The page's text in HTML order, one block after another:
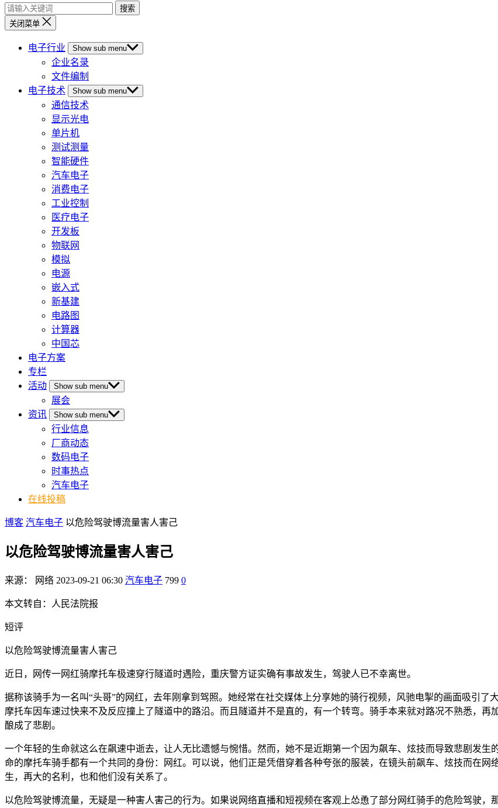
搜索
关闭菜单
电子行业 Show sub menu
企业名录
文件编制
电子技术
Show sub menu
通信技术
显示光电
单片机
测试测量
智能硬件
汽车电子
消费电子
工业控制
医疗电子
开发板
物联网
模拟
电源
嵌入式
新基建
电路图
计算器
中国芯
电子方案
专栏
活动
Show sub menu
展会
资讯
Show sub menu
行业信息
厂商动态
数码电子
时事热点
汽车电子
在线投稿
博客 汽车电子 以危险驾驶博流量害人害己
以危险驾驶博流量害人害己
来源： 网络 2023-09-21 06:30 汽车电子 799 0
本文转自：人民法院报
短评
以危险驾驶博流量害人害己
近日，网传一网红骑摩托车极速穿行隧道时遇险，重庆警方证实确有事故发生，驾驶人已不幸离世。
据称该骑手为一名叫“头哥”的网红，去年刚拿到驾照。她经常在社交媒体上分享她的骑行视频，风驰电掣的画面吸引了
摩托车因车速过快来不及反应撞上了隧道中的路沿。而且隧道并不是直的，有一个转弯。骑手本来就对路况不熟悉，再
酿成了悲剧。
一个年轻的生命就这么在飙速中逝去，让人无比遗憾与惋惜。然而，她不是近期第一个因为飙车、炫技而导致悲剧发生
命的摩托车骑手都有一个共同的身份：网红。可以说，他们正是凭借穿着各种夸张的服装，在镜头前飙车、炫技而在网
生，再大的名利，也和他们没有关系了。
以危险驾驶博流量，无疑是一种害人害己的行为。如果说网络直播和短视频在客观上怂恿了部分网红骑手的危险驾驶，